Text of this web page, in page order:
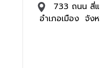
733 ถนน สี่
อำเภอเมือง จั